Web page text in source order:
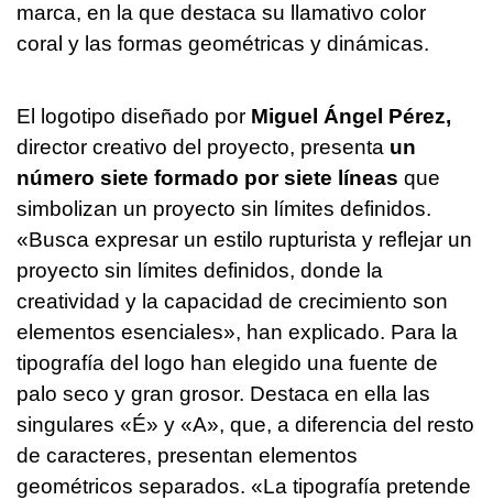
marca, en la que destaca su llamativo color
coral y las formas geométricas y dinámicas.
El logotipo diseñado por Miguel Ángel Pérez,
director creativo del proyecto, presenta un
número siete formado por siete líneas que
simbolizan un proyecto sin límites definidos.
«Busca expresar un estilo rupturista y reflejar un
proyecto sin límites definidos, donde la
creatividad y la capacidad de crecimiento son
elementos esenciales», han explicado. Para la
tipografía del logo han elegido una fuente de
palo seco y gran grosor. Destaca en ella las
singulares «É» y «A», que, a diferencia del resto
de caracteres, presentan elementos
geométricos separados. «La tipografía pretende